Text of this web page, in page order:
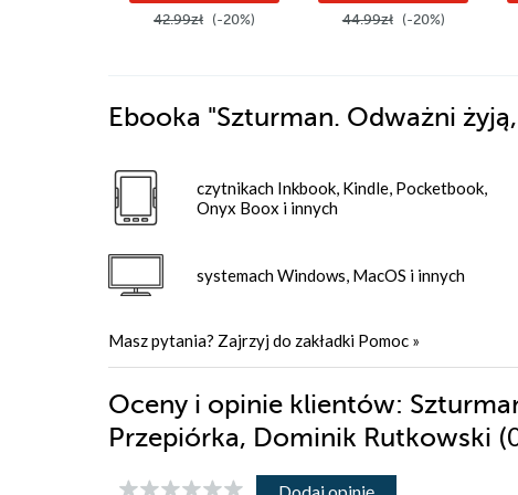
42.99zł (-20%) 44.99zł (-20%)
Ebooka "Szturman. Odważni
czytnikach Inkbook, Kindle, Pocketbook,
Onyx Boox i innych
systemach Windows, MacOS i innych
Masz pytania? Zajrzyj do zakładki Pomoc »
Oceny i opinie klientów:
Przepiórka, Dominik Rutkowski